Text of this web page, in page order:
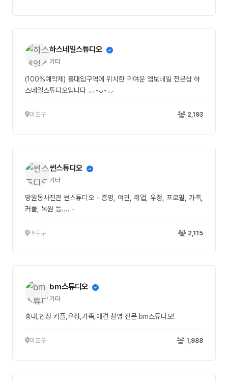
하스네일스튜디오
기타
(100%예약제) 홍대입구역에 위치한 귀여운 엠보네일 전문샵 하
스네일스튜디오입니다 ⸝⸝•ᴗ•⸝⸝
마포구 2,193
썬스튜디오
기타
망원동사진관 썬스튜디오 - 증명, 여권, 취업, 우정, 프로필, 가족,
커플, 복원 등.... -
마포구 2,115
bm스튜디오
기타
홍대,합정 커플,우정,가족,애견 촬영 전문 bm스튜디오!
마포구 1,988